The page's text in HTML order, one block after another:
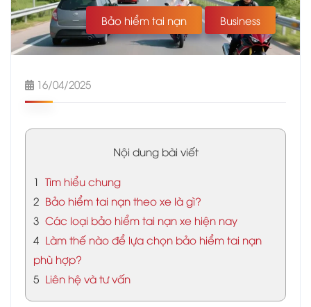
Bảo hiểm tai nạn Business
16/04/2025
Nội dung bài viết
1 Tìm hiểu chung
2 Bảo hiểm tai nạn theo xe là gì?
3 Các loại bảo hiểm tai nạn xe hiện nay
4 Làm thế nào để lựa chọn bảo hiểm tai nạn
phù hợp?
5 Liên hệ và tư vấn